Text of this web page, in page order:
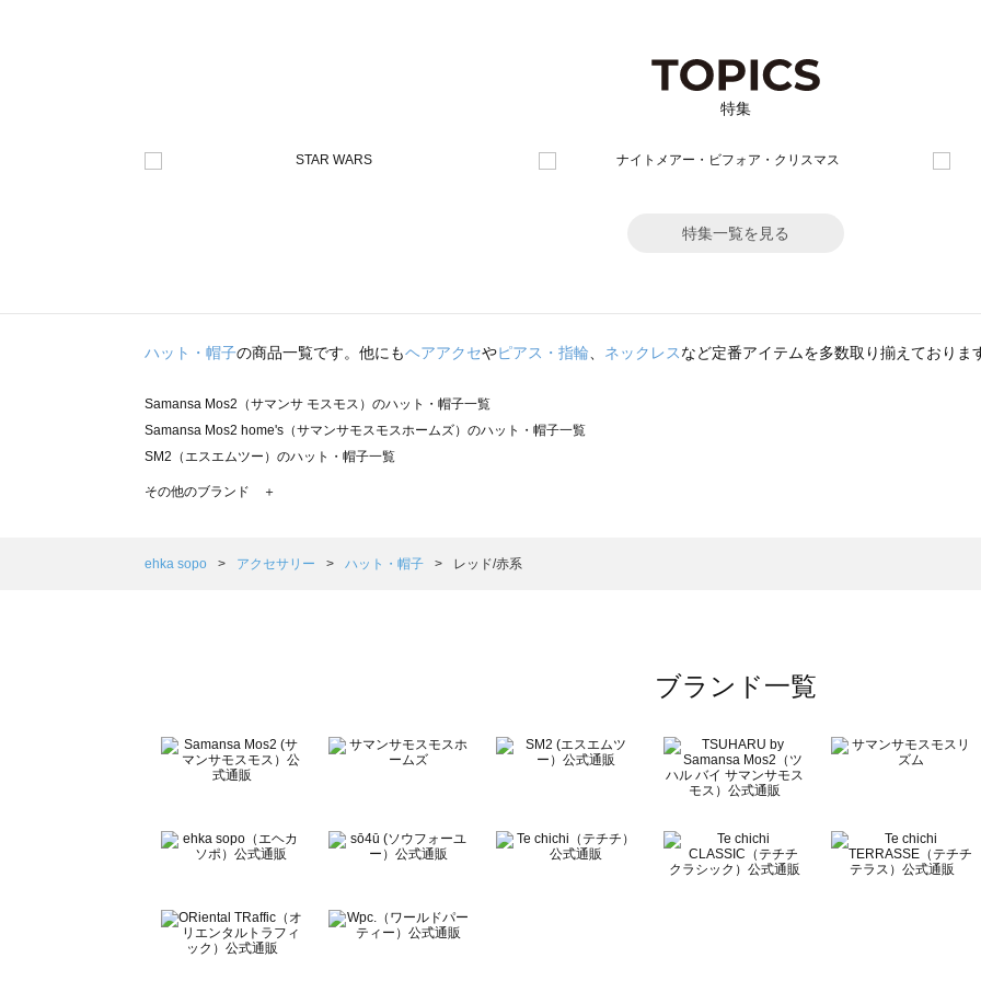
特集
特集一覧を見る
ハット・帽子の商品一覧です。他にもヘアアクセやピアス・指輪、 ネックレスなど定番アイテムを多数取り揃えておりま
Samansa Mos2（サマンサ モスモス）のハット・帽子一覧
Samansa Mos2 home's（サマンサモスモスホームズ）のハット・帽子一覧
SM2（エスエムツー）のハット・帽子一覧
TSUHARU by Samansa Mos2（ツハルバイサマンサモスモス）のハット・帽子一覧
Samansa Mos2 Lagom（サマンサモスモス ラーゴム）のハット・帽子一覧
BETTY'S BLUE（べティーズブルー）のハット・帽子一覧
Wpc.（ワールドパーティー）のハット・帽子一覧
その他のブランド ＋
ehka sopo アクセサリー ハット・帽子 レッド/赤系
ブランド一覧